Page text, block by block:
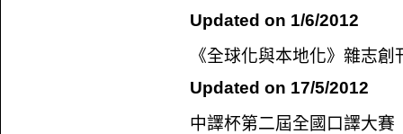
Updated on 1/6/2012
《全球化與本地化》雜志創
Updated on 17/5/2012
中譯杯第二屆全國口譯大賽